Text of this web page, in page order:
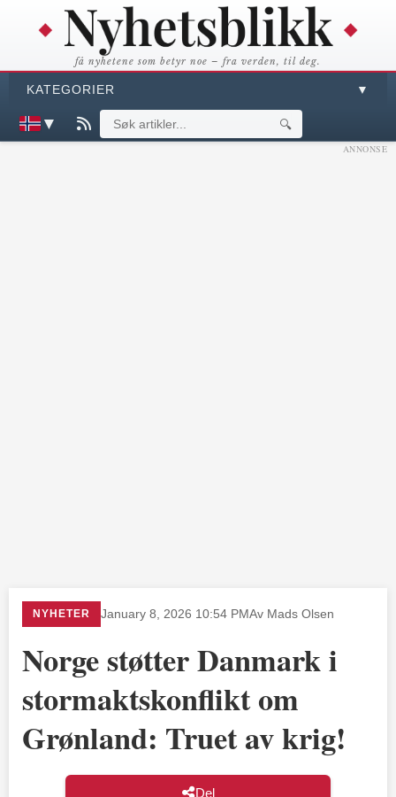
få nyhetene som betyr noe – fra verden, til deg.
KATEGORIER ▼
▼ 🔍
ANNONSE
NYHETER January 8, 2026 10:54 PMAv Mads Olsen
Norge støtter Danmark i
stormaktskonflikt om
Grønland: Truet av krig!
Del